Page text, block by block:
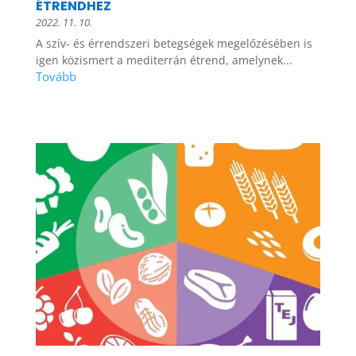
ÉTRENDHEZ
2022. 11. 10.
A szív- és érrendszeri betegségek megelőzésében is
igen közismert a mediterrán étrend, amelynek...